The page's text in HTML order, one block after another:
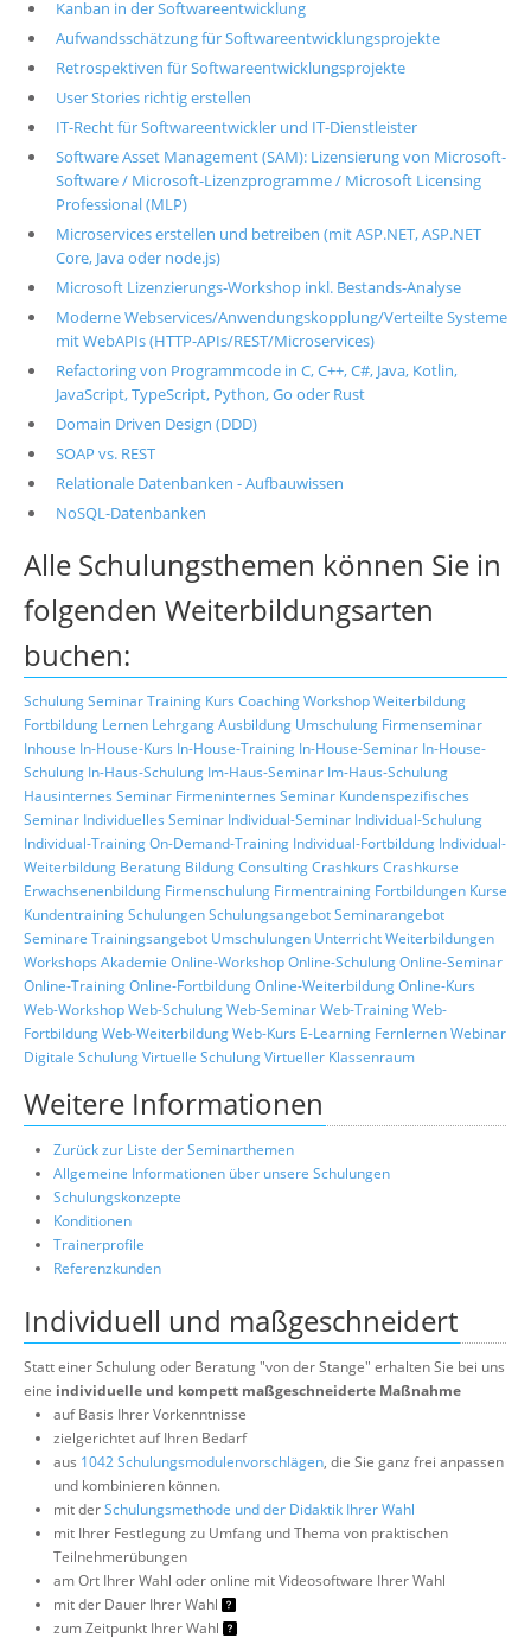
Kanban in der Softwareentwicklung
Aufwandsschätzung für Softwareentwicklungsprojekte
Retrospektiven für Softwareentwicklungsprojekte
User Stories richtig erstellen
IT-Recht für Softwareentwickler und IT-Dienstleister
Software Asset Management (SAM): Lizensierung von Microsoft-
Software / Microsoft-Lizenzprogramme / Microsoft Licensing
Professional (MLP)
Microservices erstellen und betreiben (mit ASP.NET, ASP.NET
Core, Java oder node.js)
Microsoft Lizenzierungs-Workshop inkl. Bestands-Analyse
Moderne Webservices/Anwendungskopplung/Verteilte Systeme
mit WebAPIs (HTTP-APIs/REST/Microservices)
Refactoring von Programmcode in C, C++, C#, Java, Kotlin,
JavaScript, TypeScript, Python, Go oder Rust
Domain Driven Design (DDD)
SOAP vs. REST
Relationale Datenbanken - Aufbauwissen
NoSQL-Datenbanken
Alle Schulungsthemen können Sie in
folgenden Weiterbildungsarten
buchen:
SchulungSeminarTraining Kurs CoachingWorkshopWeiterbildung
Fortbildung Lernen LehrgangAusbildung Umschulung Firmenseminar
Inhouse In-House-Kurs In-House-Training In-House-Seminar In-House-
Schulung In-Haus-Schulung Im-Haus-Seminar Im-Haus-Schulung
Hausinternes Seminar Firmeninternes Seminar Kundenspezifisches
Seminar Individuelles Seminar Individual-Seminar Individual-Schulung
Individual-TrainingOn-Demand-Training Individual-Fortbildung Individual-
Weiterbildung Beratung BildungConsultingCrashkurs Crashkurse
Erwachsenenbildung Firmenschulung Firmentraining Fortbildungen Kurse
KundentrainingSchulungenSchulungsangebotSeminarangebot
Seminare Trainingsangebot Umschulungen UnterrichtWeiterbildungen
Workshops Akademie Online-WorkshopOnline-SchulungOnline-Seminar
Online-TrainingOnline-FortbildungOnline-WeiterbildungOnline-Kurs
Web-WorkshopWeb-SchulungWeb-SeminarWeb-TrainingWeb-
FortbildungWeb-WeiterbildungWeb-Kurs E-Learning FernlernenWebinar
Digitale SchulungVirtuelle SchulungVirtueller Klassenraum
Weitere Informationen
Zurück zur Liste der Seminarthemen
Allgemeine Informationen über unsere Schulungen
Schulungskonzepte
Konditionen
Trainerprofile
Referenzkunden
Individuell und maßgeschneidert
Statt einer Schulung oder Beratung "von der Stange" erhalten Sie bei uns
eine individuelle und kompett maßgeschneiderte Maßnahme
auf Basis Ihrer Vorkenntnisse
zielgerichtet auf Ihren Bedarf
aus 1042 Schulungsmodulenvorschlägen, die Sie ganz frei anpassen
und kombinieren können.
mit derSchulungsmethode und der Didaktik Ihrer Wahl
mit Ihrer Festlegung zu Umfang und Thema von praktischen
Teilnehmerübungen
am Ort Ihrer Wahl oder online mit Videosoftware Ihrer Wahl
mit der Dauer Ihrer Wahl
zum Zeitpunkt Ihrer Wahl